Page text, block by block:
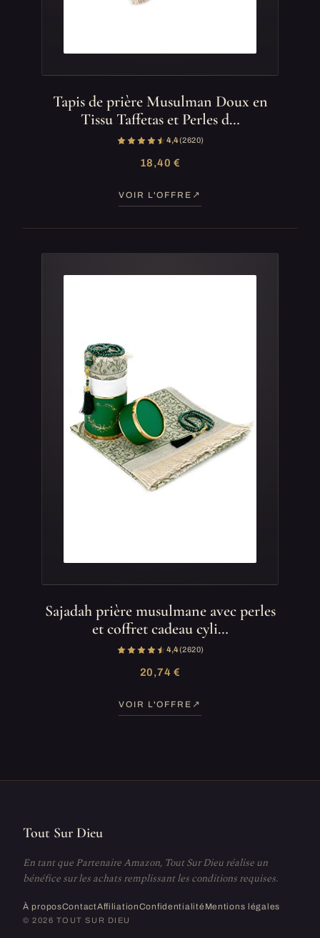
Tapis de prière Musulman Doux en
Tissu Taffetas et Perles d…
4,4(2 620)
18,40 €
VOIR L'OFFRE
Sajadah prière musulmane avec perles
et coffret cadeau cyli…
4,4(2 620)
20,74 €
VOIR L'OFFRE
Tout Sur Dieu
En tant que Partenaire Amazon, Tout Sur Dieu réalise un
bénéfice sur les achats remplissant les conditions requises.
À proposContactAffiliationConfidentialité Mentions légales
© 2026 TOUT SUR DIEU